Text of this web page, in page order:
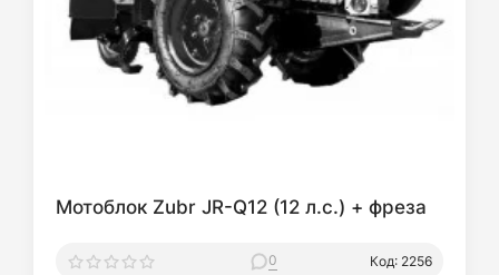
Мотоблок Zubr JR-Q12 (12 л.с.) + фреза
0 Код: 2256